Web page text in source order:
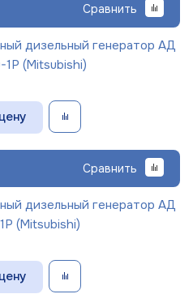
Сравнить
дизельный генератор АД
(Mitsubishi)
Сравнить
дизельный генератор АД
(Mitsubishi)